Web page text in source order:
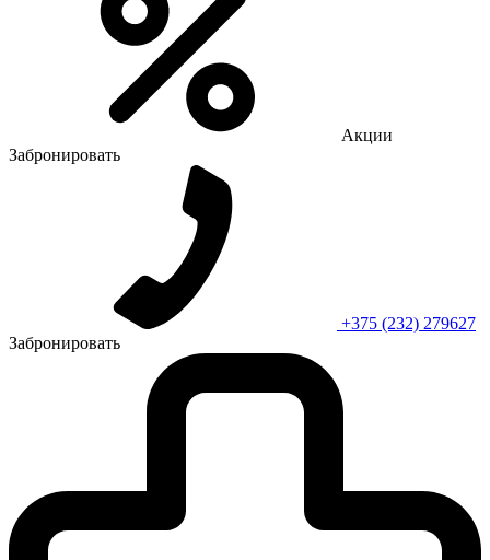
Акции
Забронировать
+375 (232) 279627
Забронировать